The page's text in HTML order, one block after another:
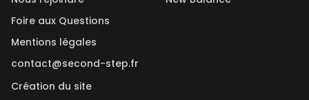
Foire aux Questions
Mentions légales
contact@second-step.fr
Création du site